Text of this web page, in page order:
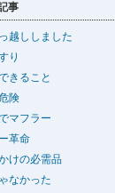
事
越ししました
り
きること
険
マフラー
革命
けの必需品
なかった